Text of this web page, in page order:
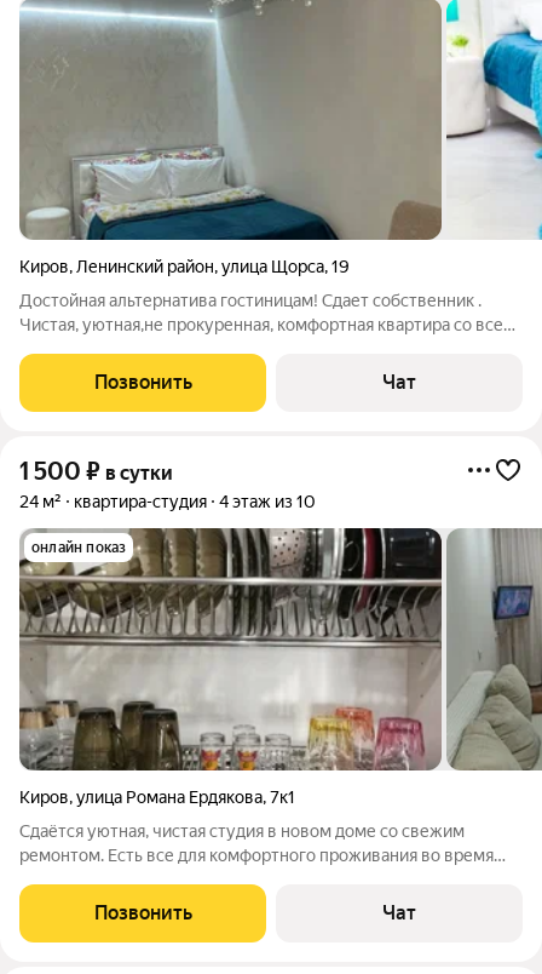
Киров, Ленинский район,улица Щорса,19
Достойная альтернатива гостиницам! Сдает собственник .
Чистая, уютная,не прокуренная, комфортная квартира со всем
современный,качественный ремонт, Двухспальная
кровать,диван, полностью оборудованная
Позвонить Чат
1 500 ₽ в сутки
24 м² квартира-студия 4 этаж из 10
онлайн показ
Киров,улица Романа Ердякова,7к1
Сдаётся уютная, чистая студия в новом доме со свежим
ремонтом. Есть все для комфортного проживания во время
вашим услугам кабельное телевидение , интернет,
необходимая техника, посуда, чистое
Позвонить Чат